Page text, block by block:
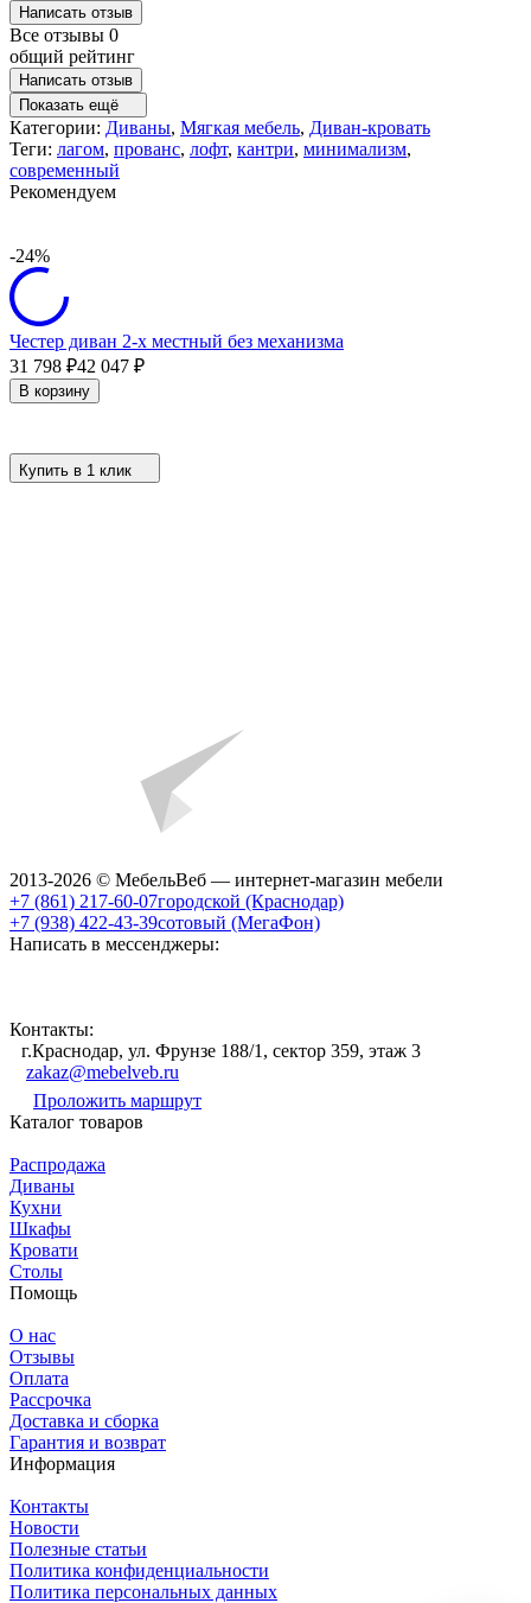
Написать отзыв
Все отзывы 0
общий рейтинг
Написать отзыв
Показать ещё
Категории: Диваны, Мягкая мебель, Диван-кровать
Теги: лагом, прованс, лофт, кантри, минимализм,
современный
Рекомендуем
-24%
Честер диван 2-х местный без механизма
31 798 ₽42 047 ₽
В корзину
Купить в 1 клик
2013-2026 © МебельВеб — интернет-магазин мебели
+7 (861) 217-60-07городской (Краснодар)
+7 (938) 422-43-39сотовый (МегаФон)
Написать в мессенджеры:
Контакты:
г.Краснодар, ул. Фрунзе 188/1, сектор 359, этаж 3
zakaz@mebelveb.ru
Проложить маршрут
Каталог товаров
Распродажа
Диваны
Кухни
Шкафы
Кровати
Столы
Помощь
О нас
Отзывы
Оплата
Рассрочка
Доставка и сборка
Гарантия и возврат
Информация
Контакты
Новости
Полезные статьи
Политика конфиденциальности
Политика персональных данных